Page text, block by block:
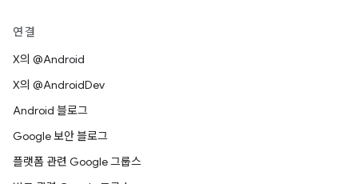
연결
X의 @Android
X의 @AndroidDev
Android 블로그
Google 보안 블로그
플랫폼 관련 Google 그룹스